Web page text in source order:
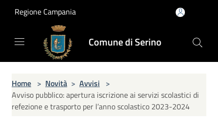
Regione Campania
Comune di Serino
Home > Novità > Avvisi >
Avviso pubblico: apertura iscrizione ai servizi scolastici di
refezione e trasporto per l’anno scolastico 2023-2024